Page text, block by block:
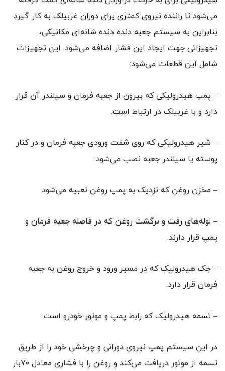
می‌شود تا راننده نیروی کمتری برای دوران غربیلک به کار گیرد.
بنابراین به سیستم جعبه دنده‌ دنده شانه‌ای مکانیکی،
تجهیزاتی جهت ایجاد این فشار اضافه می‌شود. این تجهیزات
شامل این قطعات می‌شود:
– پمپ هیدرولیکی که بیرون از جعبه فرمان و سیلندر آن قرار
دارد و با غربیلک در ارتباط است.
– شیر هیدرولیکی که روی شفت ورودی جعبه فرمان و در کنار
پوسته یا سیلندر جعبه نصب می‌شود.
– مخزن روغن که نزدیک به پمپ روغن تعبیه می‌شود.
– لوله‌های رفت و برگشت روغن که در فاصله‌ جعبه فرمان و
پمپ قرار دارند.
– جک هیدرولیک که در مسیر ورود و خروج روغن به جعبه
فرمان قرار دارد.
– تسمه‌ هیدرولیک که رابط پمپ و موتور خودرو است.
در این سیستم پمپ نیروی دورانی و چرخشی خود را از طریق
تسمه از موتور دریافت می‌کند و روغن را با فشاری معادل ۷۰بار